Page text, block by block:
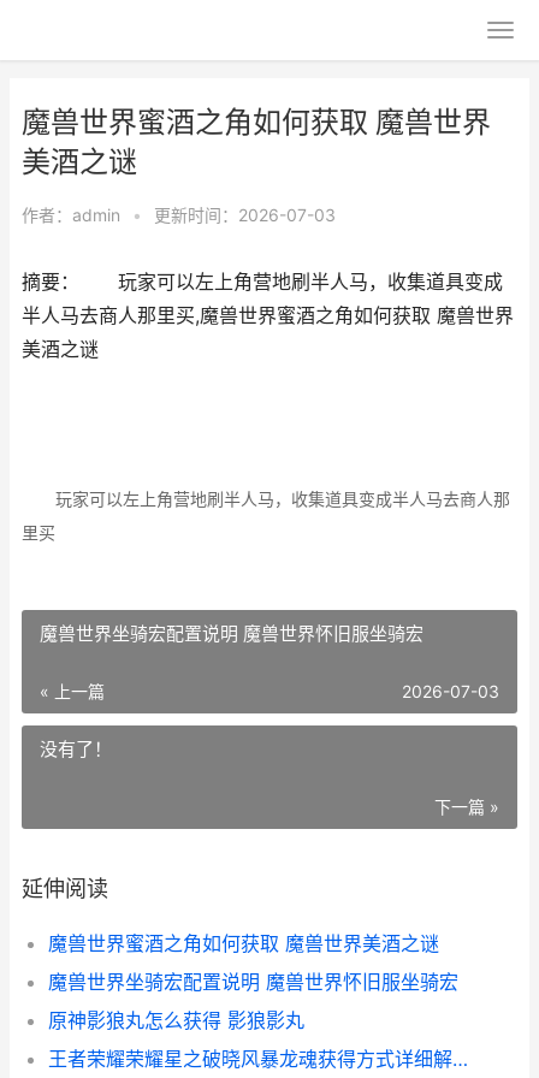
魔兽世界蜜酒之角如何获取 魔兽世界
美酒之谜
作者： admin • 更新时间：2026-07-03
摘要： 玩家可以左上角营地刷半人马，收集道具变成
半人马去商人那里买,魔兽世界蜜酒之角如何获取 魔兽世界
美酒之谜
玩家可以左上角营地刷半人马，收集道具变成半人马去商人那
里买
魔兽世界坐骑宏配置说明 魔兽世界怀旧服坐骑宏
« 上一篇 2026-07-03
没有了！
下一篇 »
延伸阅读
魔兽世界蜜酒之角如何获取 魔兽世界美酒之谜
魔兽世界坐骑宏配置说明 魔兽世界怀旧服坐骑宏
原神影狼丸怎么获得 影狼影丸
王者荣耀荣耀星之破晓风暴龙魂获得方式详细解答 王者荣耀荣耀星辰之力有什么条件